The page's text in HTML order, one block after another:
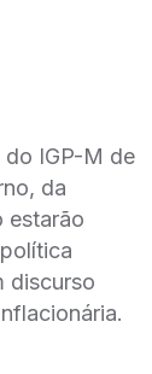
do IGP-M de
da
estarão
discurso